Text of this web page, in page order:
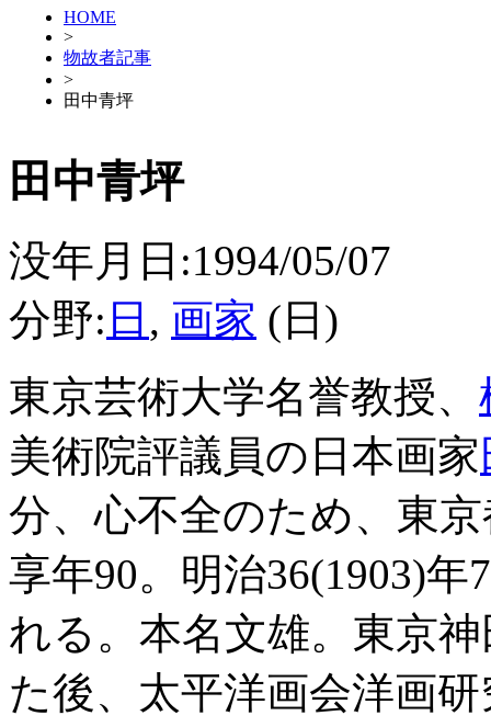
HOME
>
物故者記事
>
田中青坪
田中青坪
没年月日:1994/05/07
分野: 日 , 画家 (日)
東京芸術大学名誉教授、
美術院評議員の日本画家
分、心不全のため、東
享年90。明治36(1903)
れる。本名文雄。東京
た後、太平洋画会洋画